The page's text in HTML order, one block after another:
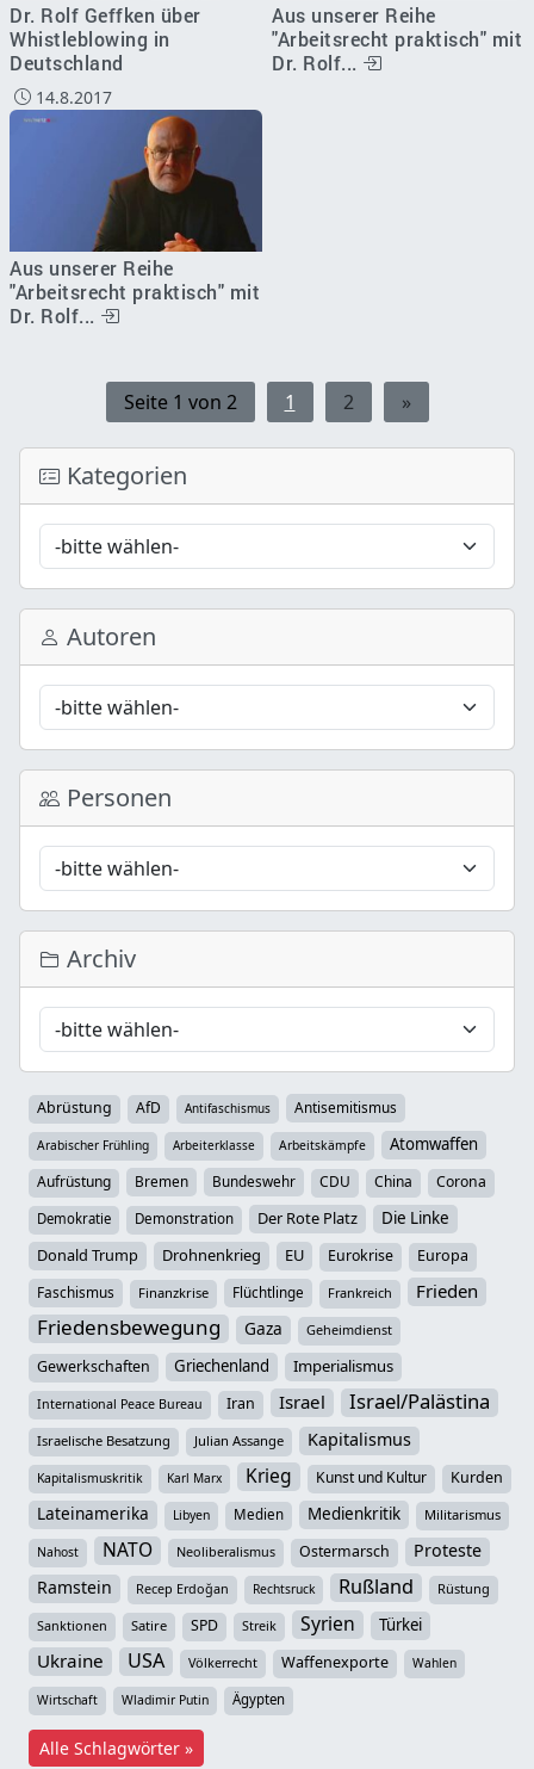
Dr. Rolf Geffken über
Whistleblowing in
Deutschland
Aus unserer Reihe
"Arbeitsrecht praktisch" mit
Dr. Rolf...
14.8.2017
Aus unserer Reihe
"Arbeitsrecht praktisch" mit
Dr. Rolf...
Seite 1 von 2 1 2 »
Kategorien
Autoren
Personen
Archiv
Abrüstung AfD Antifaschismus Antisemitismus
Arabischer Frühling Arbeiterklasse Arbeitskämpfe Atomwaffen
Aufrüstung Bremen Bundeswehr CDU China Corona
Demokratie Demonstration Der Rote Platz
Die Linke
Donald Trump
Drohnenkrieg EU Eurokrise Europa
Faschismus Finanzkrise Flüchtlinge Frankreich Frieden
Friedensbewegung Gaza Geheimdienst
Gewerkschaften Griechenland Imperialismus
International Peace Bureau Iran Israel Israel/Palästina
Israelische Besatzung Julian Assange Kapitalismus
Kapitalismuskritik Karl Marx Krieg Kunst und Kultur Kurden
Lateinamerika Libyen Medien Medienkritik Militarismus
Nahost NATO Neoliberalismus Ostermarsch
Proteste
Ramstein
Recep Erdoğan Rechtsruck Rußland Rüstung
Sanktionen Satire SPD Streik Syrien Türkei
Ukraine USA Völkerrecht Waffenexporte Wahlen
Wirtschaft Wladimir Putin Ägypten
Alle Schlagwörter »